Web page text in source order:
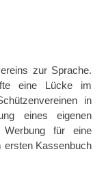
zur Sprache.
eine Lücke im
in
eines eigenen
für eine
ersten Kassenbuch